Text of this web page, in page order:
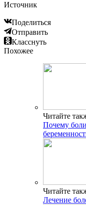
Источник
Поделиться
Отправить
Класснуть
Похожее
Читайте
Почему
Читайте
Лечение